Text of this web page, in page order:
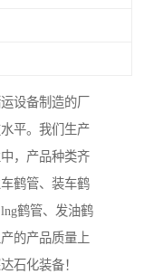
设备制造的厂
平。我们生产
，产品种类齐
鹤管、装车鹤
鹤管、发油鹤
的产品质量上
石化装备！